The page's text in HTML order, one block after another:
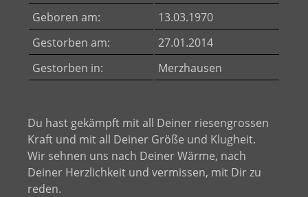
Geboren am:
13.03.1970
Gestorben am:
27.01.2014
Gestorben in:
Merzhausen
Du hast gekämpft mit all Deiner riesengrossen
Kraft und mit all Deiner Größe und Klugheit.
Wir sehnen uns nach Deiner Wärme, nach
Deiner Herzlichkeit und vermissen, mit Dir zu
reden.